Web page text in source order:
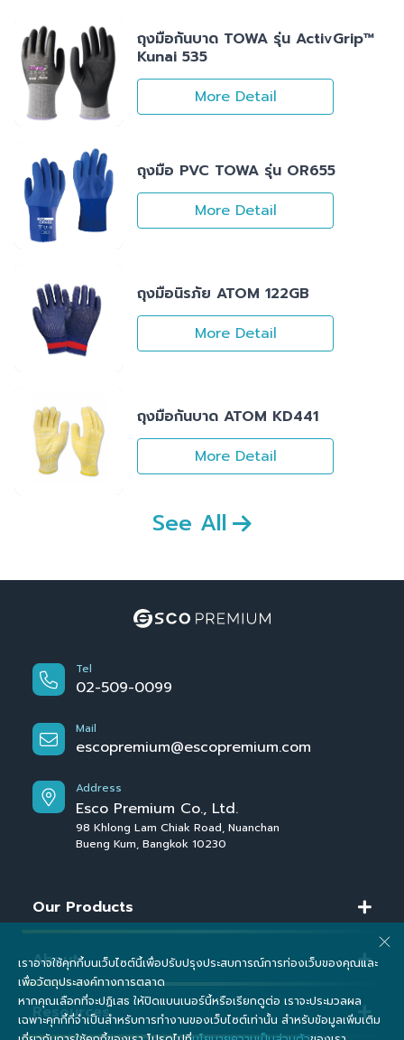
See All
ถุงมือกันบาด TOWA รุ่น ActivGrip™
Kunai 535
More Detail
ถุงมือ PVC TOWA รุ่น OR655
More Detail
ถุงมือนิรภัย ATOM 122GB
More Detail
ถุงมือกันบาด ATOM KD441
More Detail
Tel
02-509-0099
Mail
escopremium@escopremium.com
Address
Esco Premium Co., Ltd.
98 Khlong Lam Chiak Road, Nuanchan
Bueng Kum, Bangkok 10230
Our Products
About
Resources
เราอาจใช้คุกกี้บนเว็บไซต์นี้เพื่อปรับปรุงประสบการณ์การท่องเว็บของคุณและ
เพื่อวัตถุประสงค์ทางการตลาด
หากคุณเลือกที่จะปฏิเสธ ให้ปิดแบนเนอร์นี้หรือเรียกดูต่อ เราจะประมวลผล
เฉพาะคุกกี้ที่จำเป็นสำหรับการทำงานของเว็บไซต์เท่านั้น สำหรับข้อมูลเพิ่มเติม